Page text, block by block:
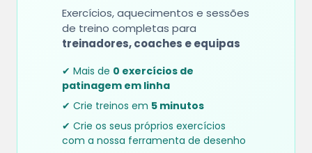
Exercícios, aquecimentos e sessões
de treino completas para
treinadores, coaches e equipas
✔ Mais de 0 exercícios de
patinagem em linha
✔ Crie treinos em 5 minutos
✔ Crie os seus próprios exercícios
com a nossa ferramenta de desenho